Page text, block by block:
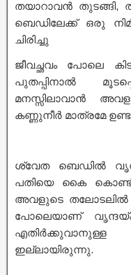
തയാറാവൻ തുടങ്ങി,
ബെഡിലേക്ക് ഒരു
ചിരിച്ചു
ജീവച്ഛവം പോലെ
പുതപ്പിനാൽ
മനസ്സിലാവാൻ
കണ്ണുനീർ മാത്രമേ
ശ്വേത ബെഡിൽ
പതിയെ കൈ കൊണ്ട്
അവളുടെ തലോടലിൽ
പോലെയാണ്
ഇല്ലായിരുന്നു.